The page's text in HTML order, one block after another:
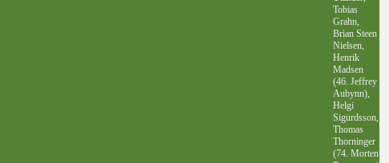
Tobias
Grahn,
Brian Steen
Nielsen,
Henrik
Madsen
(46. Jeffrey
Aubynn),
Helgi
Sigurdsson,
Thomas
Thorninger
(74. Morten